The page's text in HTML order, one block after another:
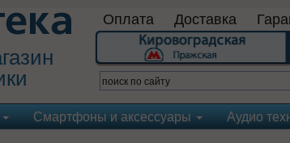
Оплата Доставка
Смартфоны и аксессуары Аудио